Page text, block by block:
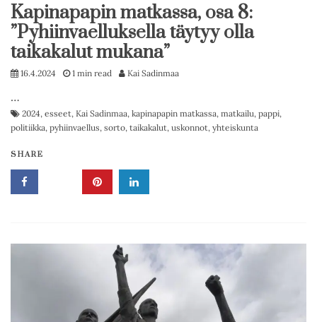
Kapinapapin matkassa, osa 8:
”Pyhiinvaelluksella täytyy olla
taikakalut mukana”
16.4.2024 1 min read Kai Sadinmaa
…
2024, esseet, Kai Sadinmaa, kapinapapin matkassa, matkailu, pappi,
politiikka, pyhiinvaellus, sorto, taikakalut, uskonnot, yhteiskunta
SHARE